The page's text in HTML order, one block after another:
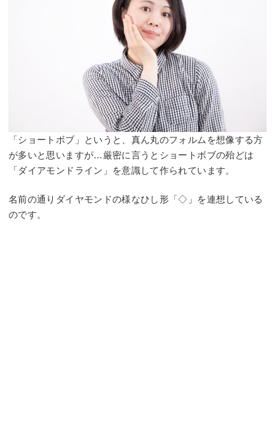
「ショートボブ」というと、真ん丸のフォルムを想像する方
が多いと思いますが…厳密に言うとショートボブの殆どは
「ダイアモンドライン」を意識して作られています。
名前の通りダイヤモンドの様なひし形「◇」を連想している
のです。